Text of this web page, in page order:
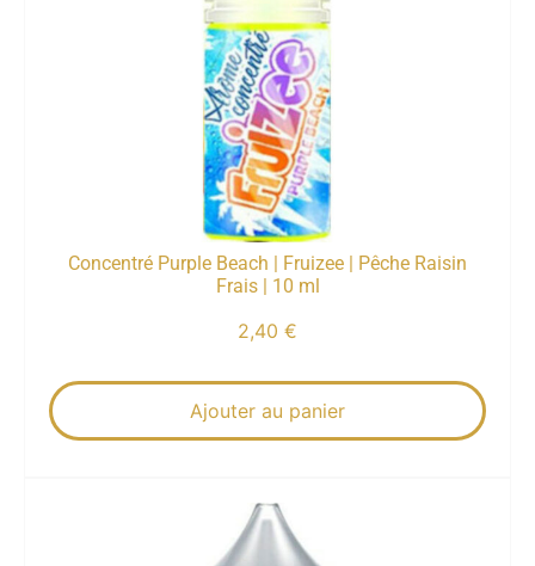
Concentré Purple Beach | Fruizee | Pêche Raisin
Frais | 10 ml
2,40 €
Ajouter au panier